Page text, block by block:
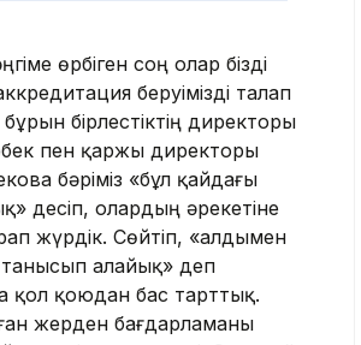
өрбіген соң олар бізді
беруімізді талап
бұрын бірлестіктің директоры
пен қаржы директоры
бәріміз «бұл қайдағы
десіп, олардың әрекетіне
жүрдік. Сөйтіп, «алдымен
алайық» деп
қол қоюдан бас тарттық.
жерден бағдарламаны